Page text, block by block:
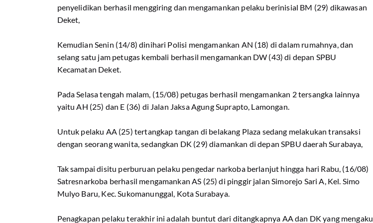
penyelidikan berhasil menggiring dan mengamankan pelaku berinisial BM (29) dikawasan
Deket,
Kemudian Senin (14/8) dinihari Polisi mengamankan AN (18) di dalam rumahnya, dan
selang satu jam petugas kembali berhasil mengamankan DW (43) di depan SPBU
Kecamatan Deket.
Pada Selasa tengah malam, (15/08) petugas berhasil mengamankan 2 tersangka lainnya
yaitu AH (25) dan E (36) di Jalan Jaksa Agung Suprapto, Lamongan.
Untuk pelaku AA (25) tertangkap tangan di belakang Plaza sedang melakukan transaksi
dengan seorang wanita, sedangkan DK (29) diamankan di depan SPBU daerah Surabaya,
Tak sampai disitu perburuan pelaku pengedar narkoba berlanjut hingga hari Rabu, (16/08)
Satresnarkoba berhasil mengamankan AS (25) di pinggir jalan Simorejo Sari A, Kel. Simo
Mulyo Baru, Kec. Sukomanunggal, Kota Surabaya.
Penagkapan pelaku terakhir ini adalah buntut dari ditangkapnya AA dan DK yang mengaku